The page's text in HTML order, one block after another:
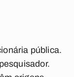
pública.